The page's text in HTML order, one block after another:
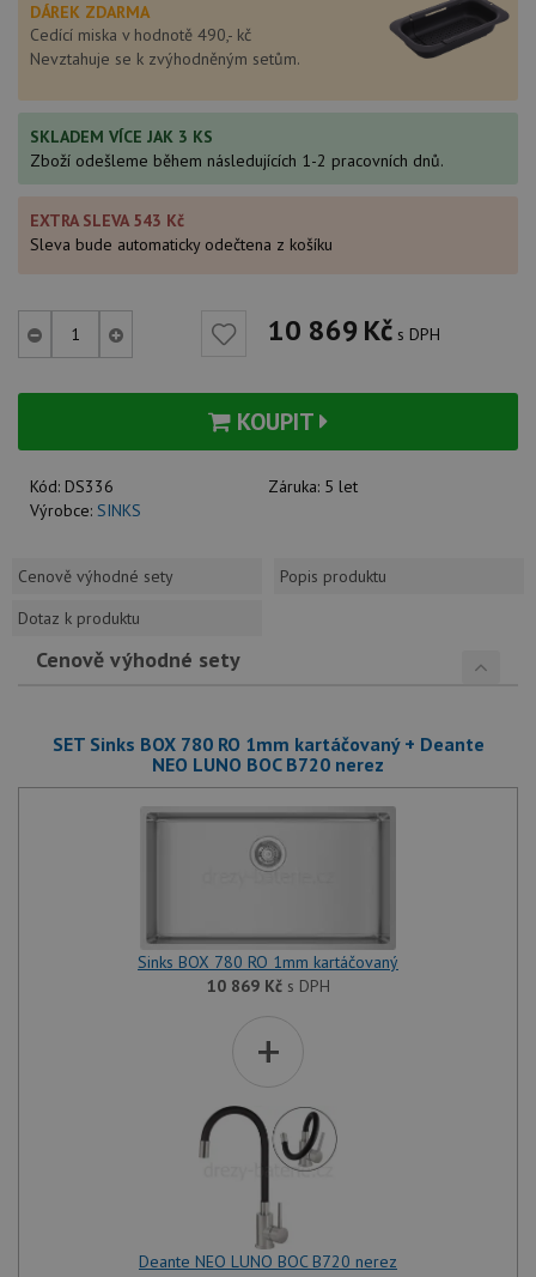
DÁREK ZDARMA
Cedící miska v hodnotě 490,- kč
Nevztahuje se k zvýhodněným setům.
SKLADEM VÍCE JAK 3 KS
Zboží odešleme během následujících 1-2 pracovních dnů.
EXTRA SLEVA 543 Kč
Sleva bude automaticky odečtena z košíku
10 869Kč s DPH
KOUPIT
Kód: DS336 Záruka: 5 let
Výrobce: SINKS
Cenově výhodné sety
Popis produktu
Dotaz k produktu
Cenově výhodné sety
SET Sinks BOX 780 RO 1mm kartáčovaný + Deante
NEO LUNO BOC B720 nerez
Sinks BOX 780 RO 1mm kartáčovaný
10 869 Kčs DPH
+
Deante NEO LUNO BOC B720 nerez